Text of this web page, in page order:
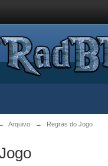
Arquivo → Regras do Jogo